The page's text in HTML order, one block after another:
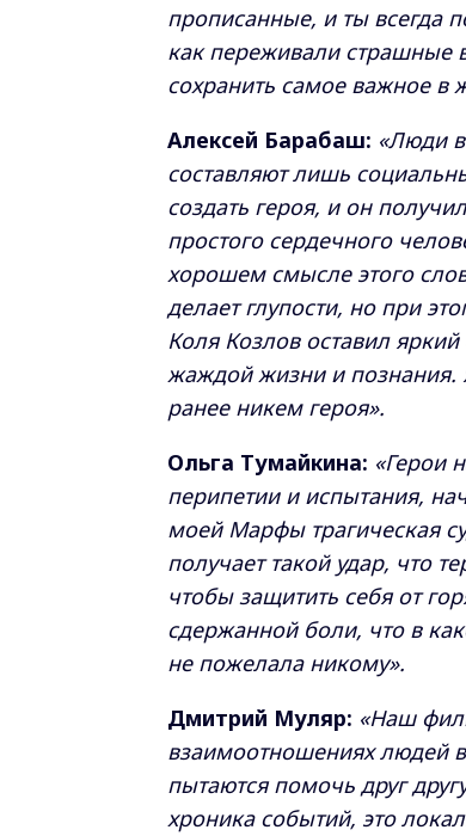
прописанные, и ты всегда
как переживали страшные
сохранить самое важное в
Алексей Барабаш: «Люди
составляют лишь
создать героя, и он
простого сердечного
хорошем смысле этого
делает глупости, но при
Коля Козлов оставил
жаждой жизни и познания.
ранее никем героя».
Ольга Тумайкина: «Герои
перипетии и испытания,
моей Марфы трагическая
получает такой удар, что
чтобы защитить себя от
сдержанной боли, что в
не пожелала никому».
Дмитрий Муляр: «Наш
взаимоотношениях людей
пытаются помочь друг
хроника событий, это